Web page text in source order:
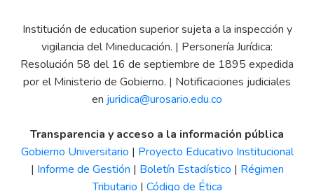
Institución de education superior sujeta a la inspección y
vigilancia del Mineducación. | Personería Jurídica:
Resolución 58 del 16 de septiembre de 1895 expedida
por el Ministerio de Gobierno. | Notificaciones judiciales
en juridica@urosario.edu.co
Transparencia y acceso a la información pública
Gobierno Universitario | Proyecto Educativo Institucional
| Informe de Gestión | Boletín Estadístico | Régimen
Tributario | Código de Ética